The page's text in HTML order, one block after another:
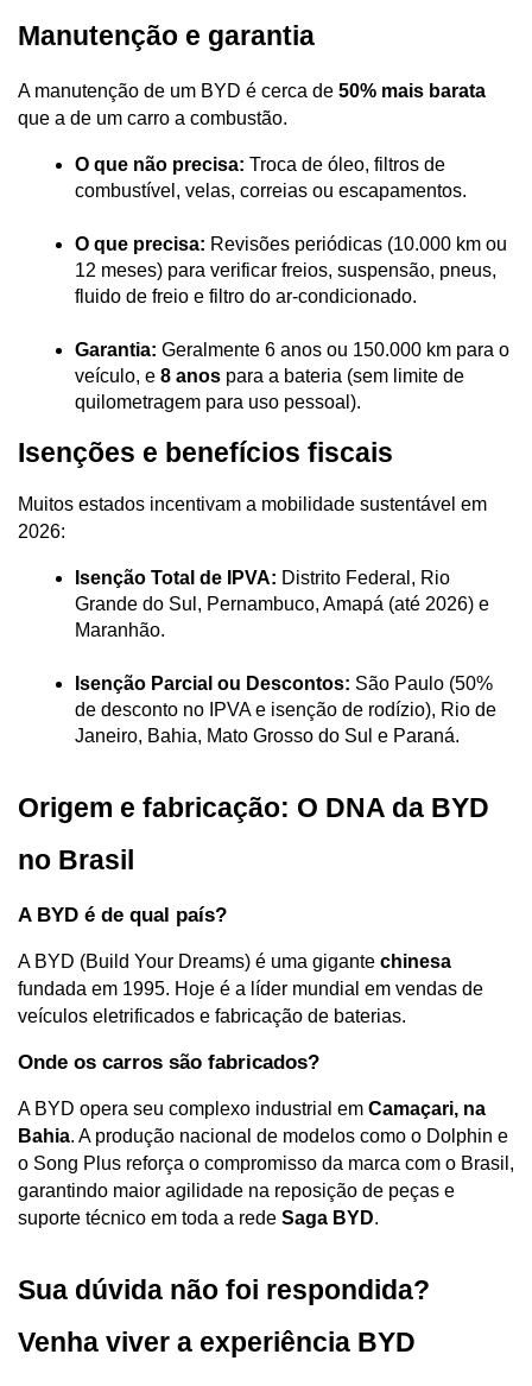
Manutenção e garantia
A manutenção de um BYD é cerca de 50% mais barata
que a de um carro a combustão.
O que não precisa: Troca de óleo, filtros de
combustível, velas, correias ou escapamentos.
O que precisa: Revisões periódicas (10.000 km ou
12 meses) para verificar freios, suspensão, pneus,
fluido de freio e filtro do ar-condicionado.
Garantia: Geralmente 6 anos ou 150.000 km para o
veículo, e 8 anos para a bateria (sem limite de
quilometragem para uso pessoal).
Isenções e benefícios fiscais
Muitos estados incentivam a mobilidade sustentável em
2026:
Isenção Total de IPVA: Distrito Federal, Rio
Grande do Sul, Pernambuco, Amapá (até 2026) e
Maranhão.
Isenção Parcial ou Descontos: São Paulo (50%
de desconto no IPVA e isenção de rodízio), Rio de
Janeiro, Bahia, Mato Grosso do Sul e Paraná.
Origem e fabricação: O DNA da BYD
no Brasil
A BYD é de qual país?
A BYD (Build Your Dreams) é uma gigante chinesa
fundada em 1995. Hoje é a líder mundial em vendas de
veículos eletrificados e fabricação de baterias.
Onde os carros são fabricados?
A BYD opera seu complexo industrial em Camaçari, na
Bahia. A produção nacional de modelos como o Dolphin e
o Song Plus reforça o compromisso da marca com o Brasil,
garantindo maior agilidade na reposição de peças e
suporte técnico em toda a rede Saga BYD.
Sua dúvida não foi respondida?
Venha viver a experiência BYD